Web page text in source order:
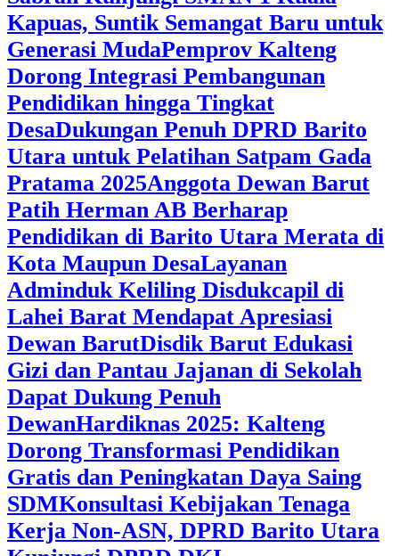
Kapuas, Suntik Semangat Baru untuk
Generasi Muda‎Pemprov Kalteng
Dorong Integrasi Pembangunan
Pendidikan hingga Tingkat
DesaDukungan Penuh DPRD Barito
Utara untuk Pelatihan Satpam Gada
Pratama 2025Anggota Dewan Barut
Patih Herman AB Berharap
Pendidikan di Barito Utara Merata di
Kota Maupun DesaLayanan
Adminduk Keliling Disdukcapil di
Lahei Barat Mendapat Apresiasi
Dewan BarutDisdik Barut Edukasi
Gizi dan Pantau Jajanan di Sekolah
Dapat Dukung Penuh
DewanHardiknas 2025: Kalteng
Dorong Transformasi Pendidikan
Gratis dan Peningkatan Daya Saing
SDMKonsultasi Kebijakan Tenaga
Kerja Non-ASN, DPRD Barito Utara